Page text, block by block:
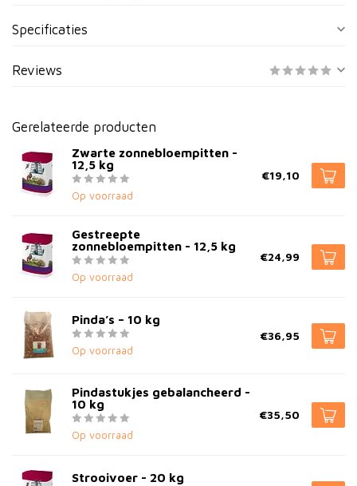
Specificaties
Reviews
Gerelateerde producten
Zwarte zonnebloempitten -
12,5 kg
Op voorraad
€19,10
Gestreepte
zonnebloempitten - 12,5 kg
Op voorraad
€24,99
Pinda’s – 10 kg
Op voorraad
€36,95
Pindastukjes gebalancheerd -
10 kg
Op voorraad
€35,50
Strooivoer - 20 kg